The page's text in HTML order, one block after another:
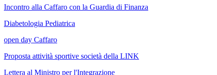
Incontro alla Caffaro con la Guardia di Finanza
Diabetologia Pediatrica
open day Caffaro
Proposta attività sportive società della LINK
Lettera al Ministro per l'Integrazione